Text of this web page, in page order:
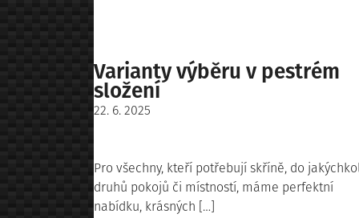
Varianty výběru v pestrém
složení
Posted
22. 6. 2025
Pro všechny, kteří potřebují skříně, do
druhů pokojů či místností, máme perfektní
nabídku, krásných […]